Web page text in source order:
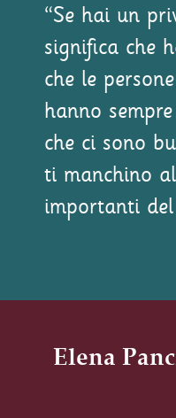
“Se hai un
significa che
che le
hanno
che ci sono
ti manchino
importanti del
Elena